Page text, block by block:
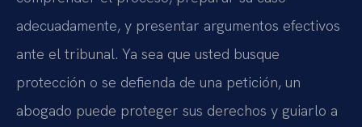
adecuadamente, y presentar argumentos efectivos
ante el tribunal. Ya sea que usted busque
protección o se defienda de una petición, un
abogado puede proteger sus derechos y guiarlo a